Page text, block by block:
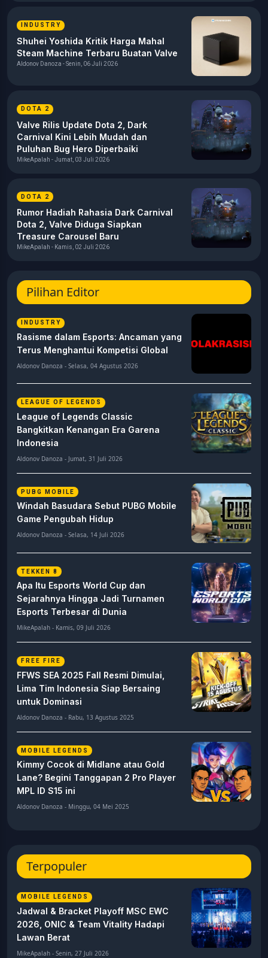
INDUSTRY
Shuhei Yoshida Kritik Harga Mahal
Steam Machine Terbaru Buatan Valve
Aldonov Danoza - Senin, 06 Juli 2026
DOTA 2
Valve Rilis Update Dota 2, Dark
Carnival Kini Lebih Mudah dan
Puluhan Bug Hero Diperbaiki
MikeApalah - Jumat, 03 Juli 2026
DOTA 2
Rumor Hadiah Rahasia Dark Carnival
Dota 2, Valve Diduga Siapkan
Treasure Carousel Baru
MikeApalah - Kamis, 02 Juli 2026
Pilihan Editor
INDUSTRY
Rasisme dalam Esports: Ancaman yang
Terus Menghantui Kompetisi Global
Aldonov Danoza - Selasa, 04 Agustus 2026
LEAGUE OF LEGENDS
League of Legends Classic
Bangkitkan Kenangan Era Garena
Indonesia
Aldonov Danoza - Jumat, 31 Juli 2026
PUBG MOBILE
Windah Basudara Sebut PUBG Mobile
Game Pengubah Hidup
Aldonov Danoza - Selasa, 14 Juli 2026
TEKKEN 8
Apa Itu Esports World Cup dan
Sejarahnya Hingga Jadi Turnamen
Esports Terbesar di Dunia
MikeApalah - Kamis, 09 Juli 2026
FREE FIRE
FFWS SEA 2025 Fall Resmi Dimulai,
Lima Tim Indonesia Siap Bersaing
untuk Dominasi
Aldonov Danoza - Rabu, 13 Agustus 2025
MOBILE LEGENDS
Kimmy Cocok di Midlane atau Gold
Lane? Begini Tanggapan 2 Pro Player
MPL ID S15 ini
Aldonov Danoza - Minggu, 04 Mei 2025
Terpopuler
MOBILE LEGENDS
Jadwal & Bracket Playoff MSC EWC
2026, ONIC & Team Vitality Hadapi
Lawan Berat
MikeApalah - Senin, 27 Juli 2026